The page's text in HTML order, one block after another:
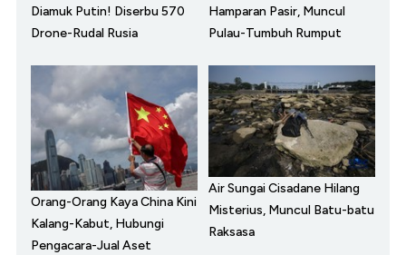
Diamuk Putin! Diserbu 570
Drone-Rudal Rusia
Hamparan Pasir, Muncul
Pulau-Tumbuh Rumput
Orang-Orang Kaya China Kini
Kalang-Kabut, Hubungi
Pengacara-Jual Aset
Air Sungai Cisadane Hilang
Misterius, Muncul Batu-batu
Raksasa